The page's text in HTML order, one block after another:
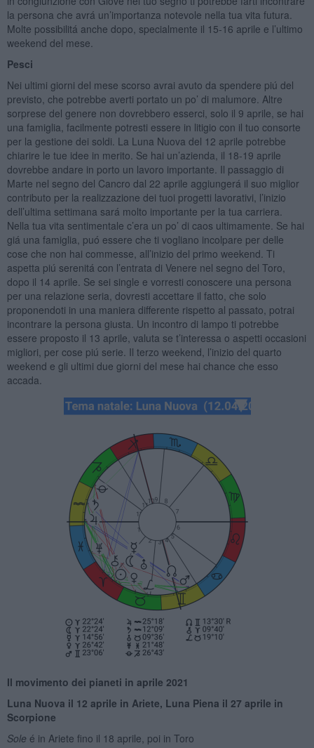
la persona che avrá un’importanza notevole nella tua vita futura.
Molte possibilitá anche dopo, specialmente il 15-16 aprile e l’ultimo
weekend del mese.
Pesci
Nei ultimi giorni del mese scorso avrai avuto da spendere piú del
previsto, che potrebbe averti portato un po’ di malumore. Altre
sorprese del genere non dovrebbero esserci, solo il 9 aprile, se hai
una famiglia, facilmente potresti essere in litigio con il tuo consorte
per la gestione dei soldi. La Luna Nuova del 12 aprile potrebbe
chiarire le tue idee in merito. Se hai un’azienda, il 18-19 aprile
dovrebbe andare in porto un lavoro importante. Il passaggio di
Marte nel segno del Cancro dal 22 aprile aggiungerá il suo miglior
contributo per la realizzazione dei tuoi progetti lavorativi, l’inizio
dell’ultima settimana sará molto importante per la tua carriera.
Nella tua vita sentimentale c’era un po’ di caos ultimamente. Se hai
giá una famiglia, puó essere che ti vogliano incolpare per delle
cose che non hai commesse, all’inizio del primo weekend. Ti
aspetta piú serenitá con l’entrata di Venere nel segno del Toro,
dopo il 14 aprile. Se sei single e vorresti conoscere una persona
per una relazione seria, dovresti accettare il fatto, che solo
proponendoti in una maniera differente rispetto al passato, potrai
incontrare la persona giusta. Un incontro di lampo ti potrebbe
essere proposto il 13 aprile, valuta se t’interessa o aspetti occasioni
migliori, per cose piú serie. Il terzo weekend, l’inizio del quarto
weekend e gli ultimi due giorni del mese hai chance che esso
accada.
Il movimento dei pianeti in aprile 2021
Luna Nuova il 1 2 aprile in Ariete, Luna Piena il 27 aprile in
Scorpione
Sole é in Ariete fino il 18 aprile, poi in Toro